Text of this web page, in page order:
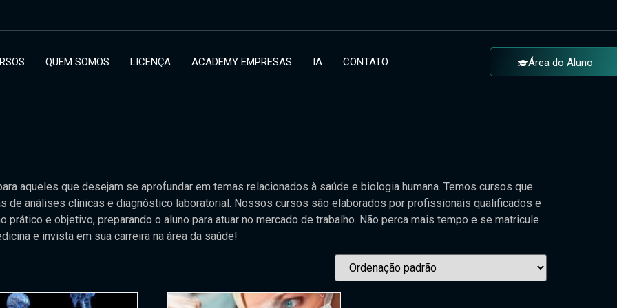
QUEM SOMOS LICENÇA ACADEMY EMPRESAS IA CONTATO Área do Aluno
aqueles que desejam se aprofundar em temas relacionados à saúde e biologia humana. Temos cursos que
de análises clínicas e diagnóstico laboratorial. Nossos cursos são elaborados por profissionais qualificados e
e objetivo, preparando o aluno para atuar no mercado de trabalho. Não perca mais tempo e se matricule
e invista em sua carreira na área da saúde!